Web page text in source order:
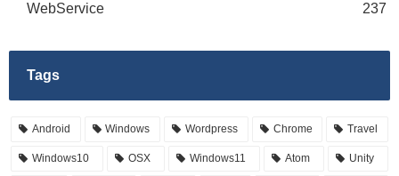
WebService 237
Tags
Android Windows Wordpress Chrome Travel
Windows10 OSX Windows11 Atom Unity